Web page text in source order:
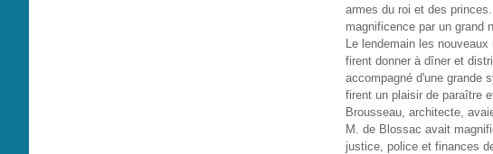
armes du roi et des
magnificence par un grand
Le lendemain les
firent donner à dîner et
accompagné d'une grande
firent un plaisir de paraître
Brousseau, architecte,
M. de Blossac avait
justice, police et finances